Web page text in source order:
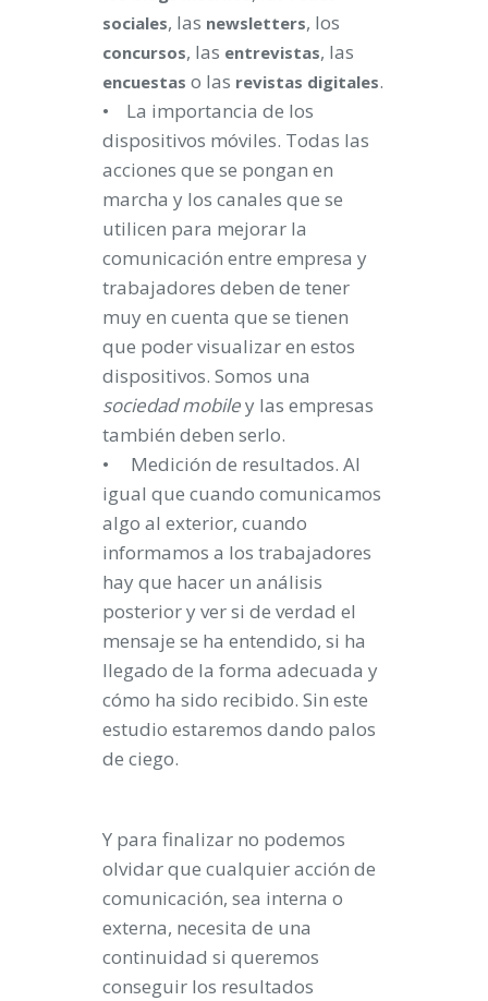
sociales, las newsletters, los
concursos, las entrevistas, las
encuestas o las revistas digitales.
• La importancia de los
dispositivos móviles. Todas las
acciones que se pongan en
marcha y los canales que se
utilicen para mejorar la
comunicación entre empresa y
trabajadores deben de tener
muy en cuenta que se tienen
que poder visualizar en estos
dispositivos. Somos una
sociedad mobiley las empresas
también deben serlo.
• Medición de resultados. Al
igual que cuando comunicamos
algo al exterior, cuando
informamos a los trabajadores
hay que hacer un análisis
posterior y ver si de verdad el
mensaje se ha entendido, si ha
llegado de la forma adecuada y
cómo ha sido recibido. Sin este
estudio estaremos dando palos
de ciego.
Y para finalizar no podemos
olvidar que cualquier acción de
comunicación, sea interna o
externa, necesita de una
continuidad si queremos
conseguir los resultados